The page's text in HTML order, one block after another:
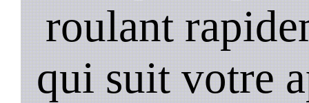
roulant
qui suit votre